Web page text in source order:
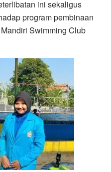
ini sekaligus
program pembinaan
Swimming Club